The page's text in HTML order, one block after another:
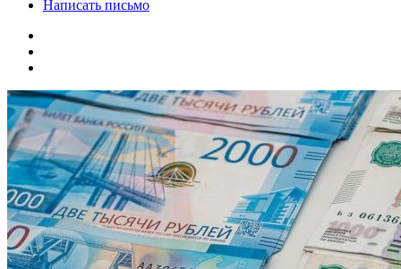
Написать письмо